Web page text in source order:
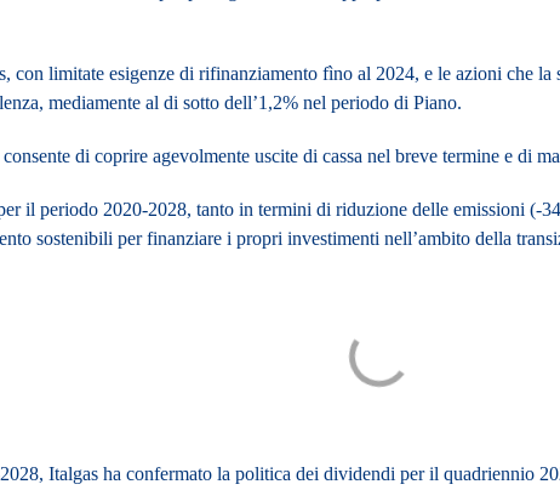
, con limitate esigenze di rifinanziamento fìno al 2024, e le azioni che
, mediamente al di sotto dell’1,2% nel periodo di Piano.
di coprire agevolmente uscite di cassa nel breve termine e di
il periodo 2020-2028, tanto in termini di riduzione delle emissioni (-
sostenibili per finanziare i propri investimenti nell’ambito della
Italgas ha confermato la politica dei dividendi per il quadriennio